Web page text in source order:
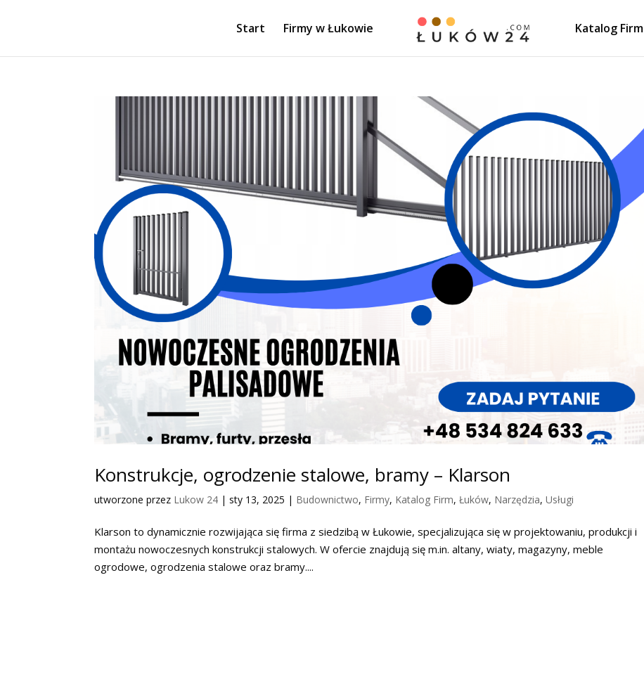
Start Firmy w Łukowie Katalog Firm
Konstrukcje, ogrodzenie stalowe, bramy – Klarson
utworzone przez Lukow 24 |sty 13, 2025 | Budownictwo, Firmy, Katalog Firm,Łuków, Narzędzia,Usługi
Klarson to dynamicznie rozwijająca się firma z siedzibą w Łukowie, specjalizująca się w projektowaniu, produkcji i
montażu nowoczesnych konstrukcji stalowych. W ofercie znajdują się m.in. altany, wiaty, magazyny, meble
ogrodowe, ogrodzenia stalowe oraz bramy....